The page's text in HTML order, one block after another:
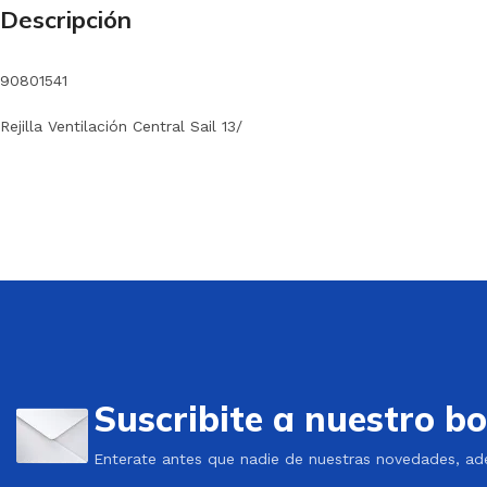
Descripción
90801541
Rejilla Ventilación Central Sail 13/
Suscribite a nuestro
Enterate antes que nadie de nuestras novedades,